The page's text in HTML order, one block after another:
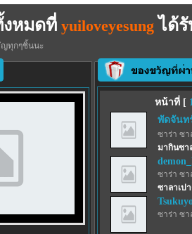
หมดที่ yuiloveyesung ได้
ทุกๆชิ้นนะ
หน้าที่ [
พัดจันท
ซาร่า ซา
มากินซา
ซาร่า ซา
ซาลาเป
ซาร่า ซา